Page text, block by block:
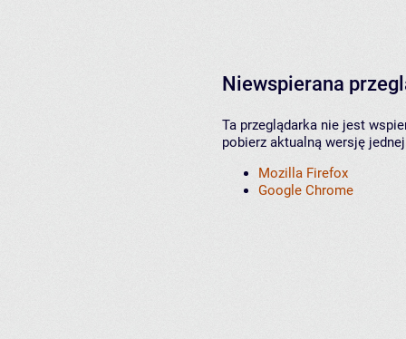
Niewspierana
Ta przeglądarka nie jest
pobierz aktualną wersję
Mozilla Firefox
Google Chrome